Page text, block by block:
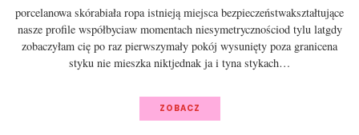
porcelanowa skórabiała ropa istnieją miejsca bezpieczeństwakształtujące
nasze profile współbyciaw momentach niesymetrycznościod tylu latgdy
zobaczyłam cię po raz pierwszymały pokój wysunięty poza granicena
styku nie mieszka niktjednak ja i tyna stykach…
ZOBACZ